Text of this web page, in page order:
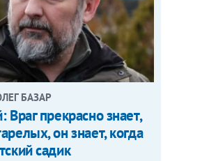
БАЗАР
Враг прекрасно знает,
он знает, когда
садик